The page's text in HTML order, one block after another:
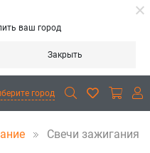
ваш город
Закрыть
город
Свечи зажигания